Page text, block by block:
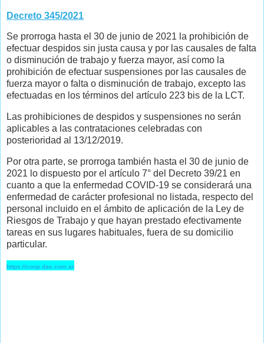
Decreto 345/2021
Se prorroga hasta el 30 de junio de 2021 la prohibición de
efectuar despidos sin justa causa y por las causales de falta
o disminución de trabajo y fuerza mayor, así como la
prohibición de efectuar suspensiones por las causales de
fuerza mayor o falta o disminución de trabajo, excepto las
efectuadas en los términos del artículo 223 bis de la LCT.
Las prohibiciones de despidos y suspensiones no serán
aplicables a las contrataciones celebradas con
posterioridad al 13/12/2019.
Por otra parte, se prorroga también hasta el 30 de junio de
2021 lo dispuesto por el artículo 7° del Decreto 39/21 en
cuanto a que la enfermedad COVID-19 se considerará una
enfermedad de carácter profesional no listada, respecto del
personal incluido en el ámbito de aplicación de la Ley de
Riesgos de Trabajo y que hayan prestado efectivamente
tareas en sus lugares habituales, fuera de su domicilio
particular.
https://coop.dae.com.ar